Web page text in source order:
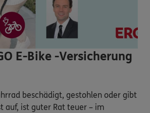
E-Bike -Versicherung
beschädigt, gestohlen oder gibt
auf, ist guter Rat teuer – im